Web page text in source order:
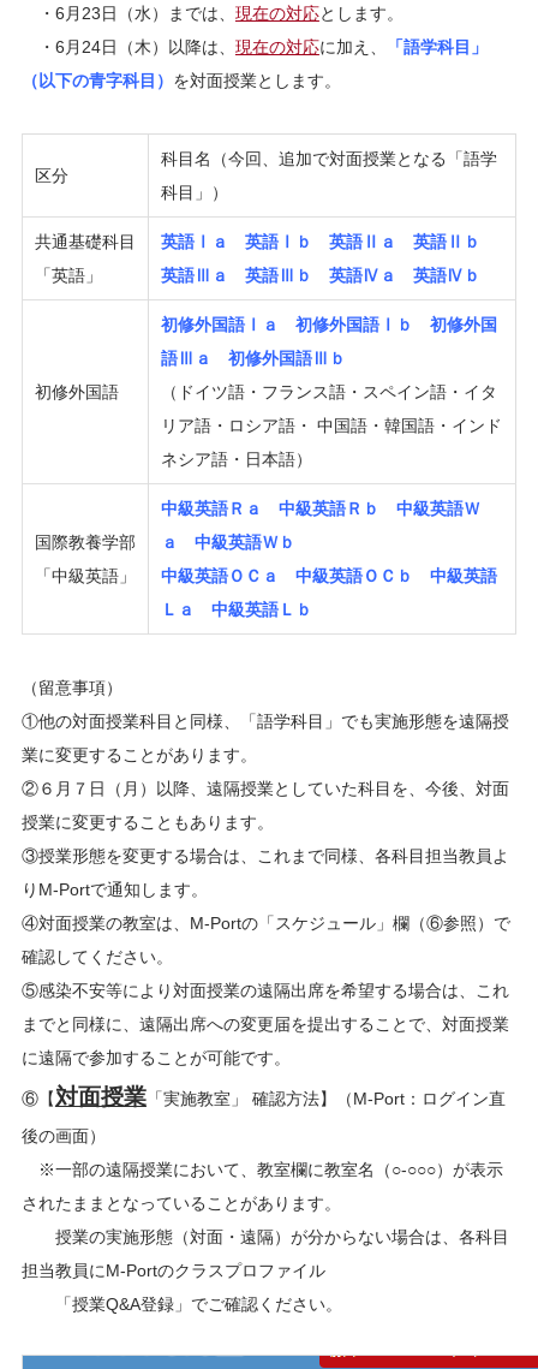
・6月23日（水）までは、 現在の対応とします。
・6月24日（木）以降は、 現在の対応に加え、
「語学科目」
（以下の青字科目） を対面授業とします。
区分
科目名（今回、追加で対面授業となる「語学
科目」）
共通基礎科目
「英語」
英語Ⅰａ 英語Ⅰｂ 英語Ⅱａ 英語Ⅱｂ
英語Ⅲａ 英語Ⅲｂ 英語Ⅳａ 英語Ⅳｂ
初修外国語
初修外国語Ⅰａ 初修外国語Ⅰｂ 初修外国
語Ⅲａ 初修外国語Ⅲｂ
（ドイツ語・フランス語・スペイン語・イタ
リア語・ロシア語・ 中国語・韓国語・インド
ネシア語・日本語）
国際教養学部
「中級英語」
中級英語Ｒａ 中級英語Ｒｂ 中級英語Ｗ
ａ 中級英語Ｗｂ
中級英語ＯＣａ 中級英語ＯＣｂ 中級英語
Ｌａ 中級英語Ｌｂ
（留意事項）
①他の対面授業科目と同様、「語学科目」でも実施形態を遠隔授
業に変更することがあります。
②６月７日（月）以降、遠隔授業としていた科目を、今後、対面
授業に変更することもあります。
③授業形態を変更する場合は、これまで同様、各科目担当教員よ
りM-Portで通知します。
④対面授業の教室は、M-Portの「スケジュール」欄（⑥参照）で
確認してください。
⑤感染不安等により対面授業の遠隔出席を希望する場合は、これ
までと同様に、遠隔出席への変更届を提出することで、対面授業
に遠隔で参加することが可能です。
⑥【対面授業「実施教室」 確認方法】（M-Port：ログイン直
後の画面）
※一部の遠隔授業において、教室欄に教室名（○-○○○）が表示
されたままとなっていることがあります。
授業の実施形態（対面・遠隔）が分からない場合は、各科目
担当教員にM-Portのクラスプロファイル
「授業Q&A登録」でご確認ください。